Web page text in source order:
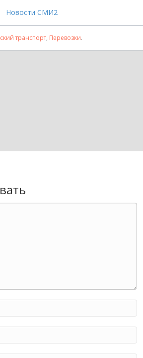
Новости СМИ2
транспорт, Перевозки.